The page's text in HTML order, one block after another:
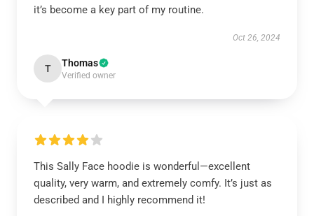
it’s become a key part of my routine.
Oct 26, 2024
T Thomas
Verified owner
This Sally Face hoodie is wonderful—excellent
quality, very warm, and extremely comfy. It’s just as
described and I highly recommend it!